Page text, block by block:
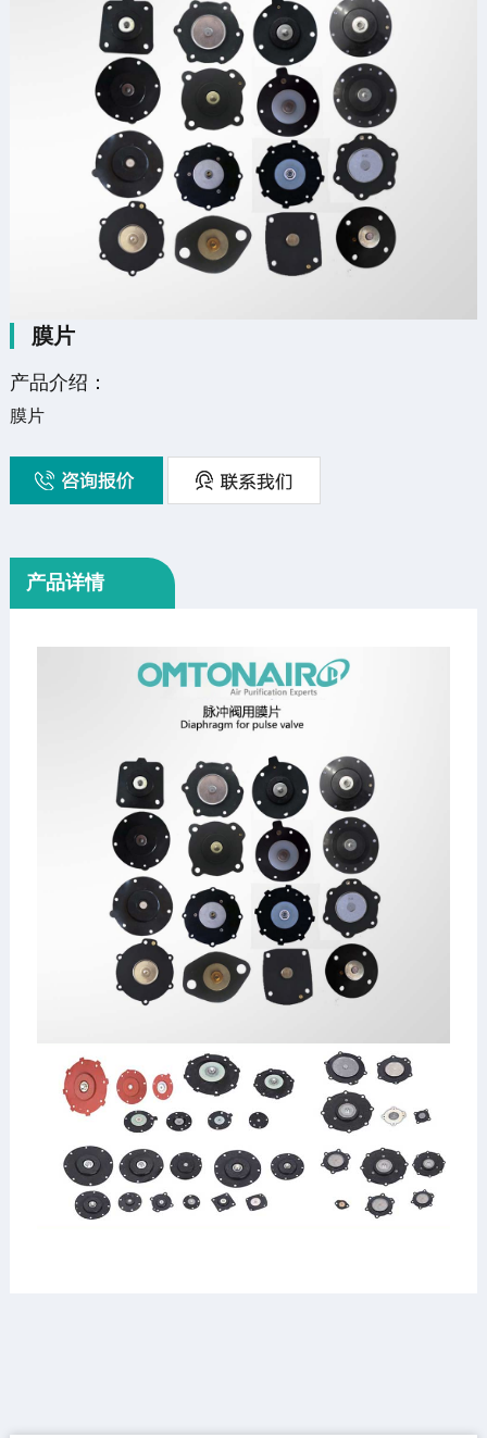
膜片
产品介绍：
膜片
产品详情